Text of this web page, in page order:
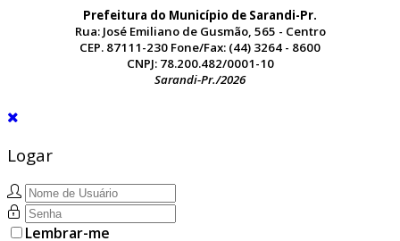
Prefeitura do Município de Sarandi-Pr.
Rua: José Emiliano de Gusmão, 565 - Centro
CEP. 87111-230 Fone/Fax: (44) 3264 - 8600
CNPJ: 78.200.482/0001-10
Sarandi-Pr./2026
Logar
Lembrar-me